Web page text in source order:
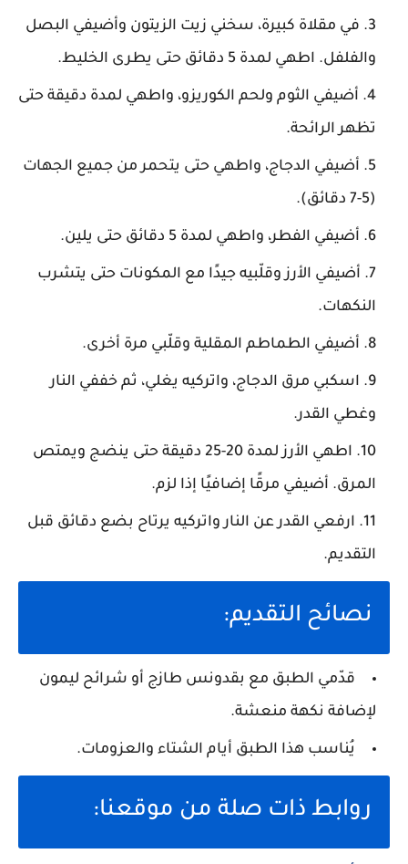
في مقلاة كبيرة، سخني زيت الزيتون وأضيفي البصل
والفلفل. اطهي لمدة 5 دقائق حتى يطرى الخليط.
أضيفي الثوم ولحم الكوريزو، واطهي لمدة دقيقة حتى
تظهر الرائحة.
أضيفي الدجاج، واطهي حتى يتحمر من جميع الجهات
(5-7 دقائق).
أضيفي الفطر، واطهي لمدة 5 دقائق حتى يلين.
أضيفي الأرز وقلّبيه جيدًا مع المكونات حتى يتشرب
النكهات.
أضيفي الطماطم المقلية وقلّبي مرة أخرى.
اسكبي مرق الدجاج، واتركيه يغلي، ثم خففي النار
وغطي القدر.
اطهي الأرز لمدة 20-25 دقيقة حتى ينضج ويمتص
المرق. أضيفي مرقًا إضافيًا إذا لزم.
ارفعي القدر عن النار واتركيه يرتاح بضع دقائق قبل
التقديم.
نصائح التقديم:
قدّمي الطبق مع بقدونس طازج أو شرائح ليمون
لإضافة نكهة منعشة.
يُناسب هذا الطبق أيام الشتاء والعزومات.
روابط ذات صلة من موقعنا: